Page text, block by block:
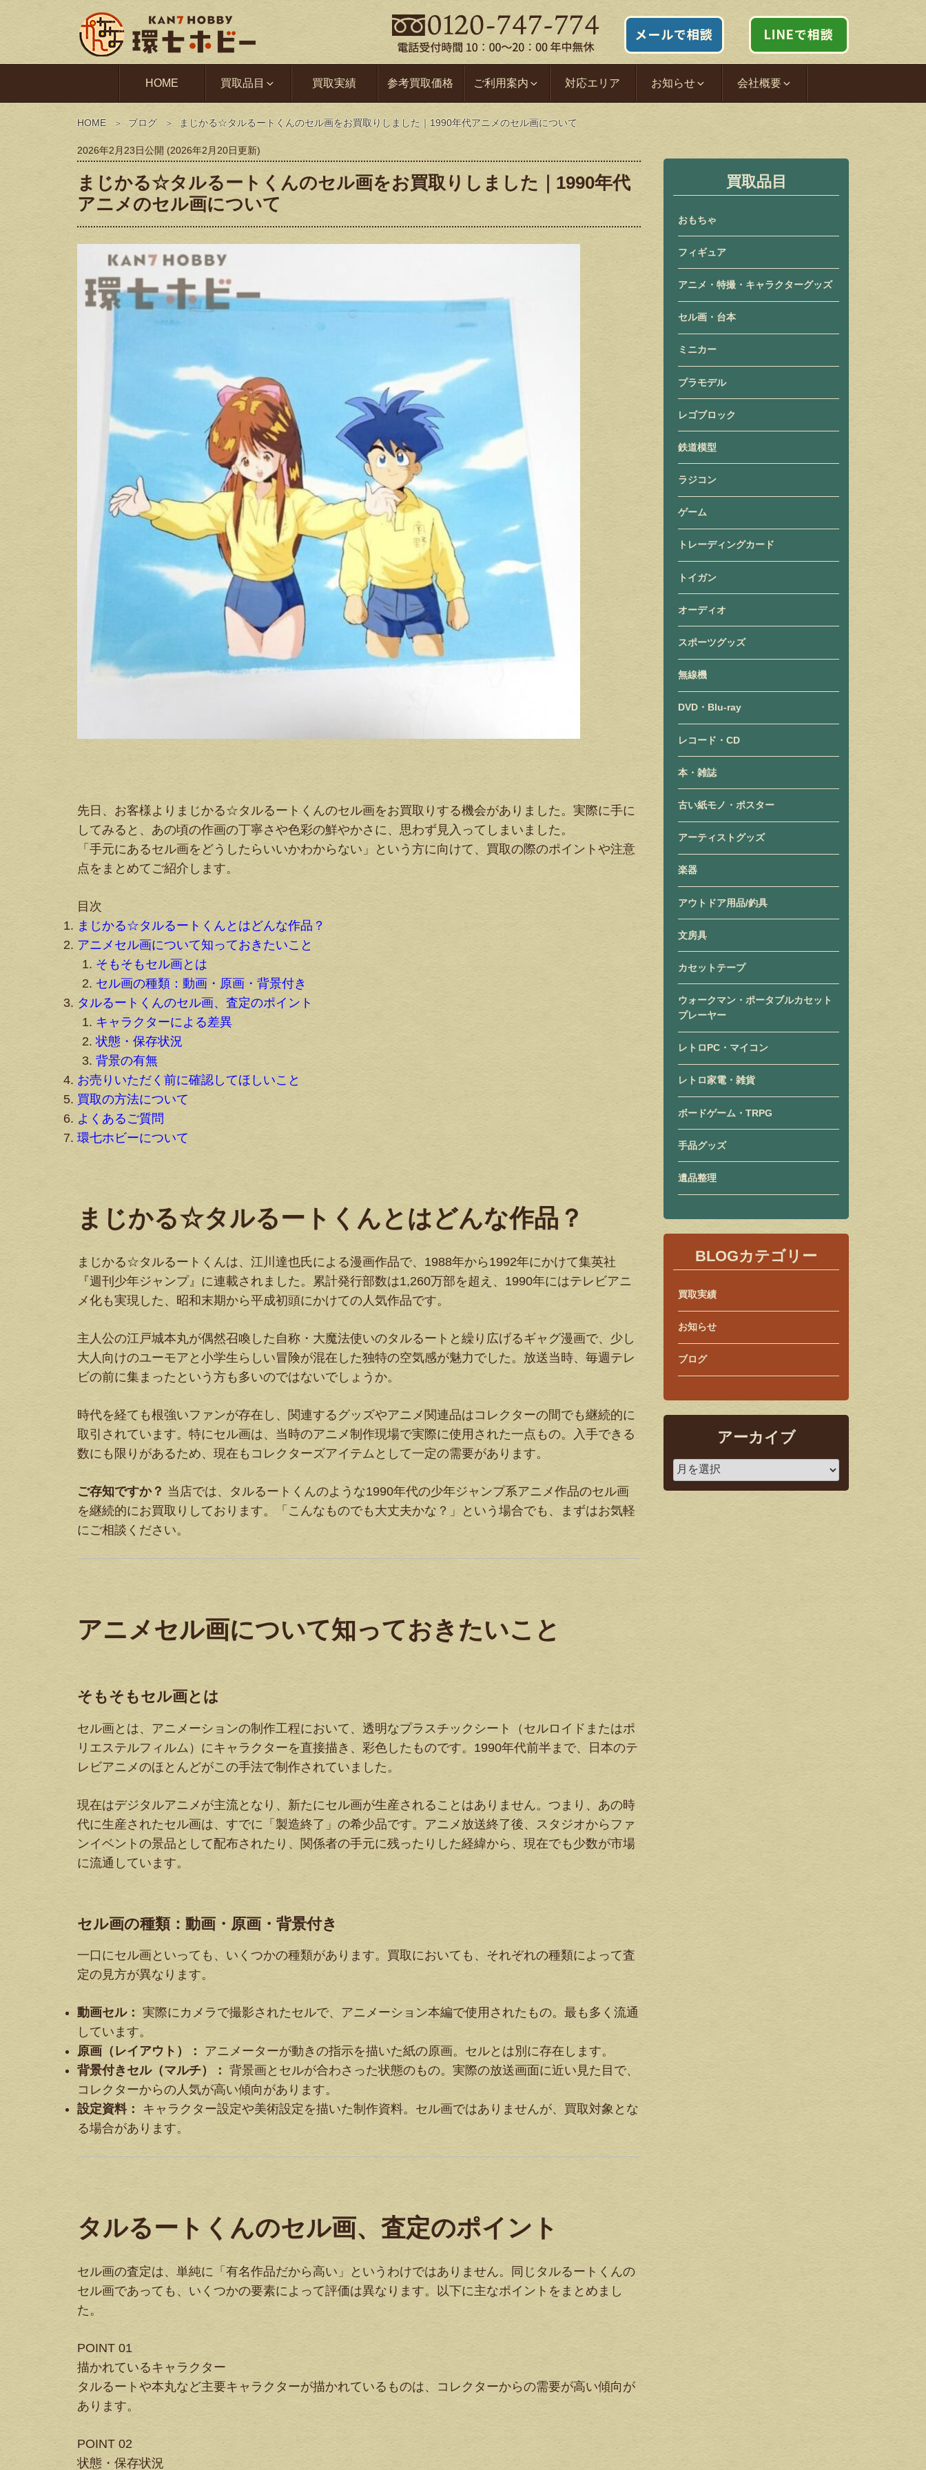
HOME 買取品目 買取実績 参考買取価格 ご利用案内 対応エリア お知らせ 会社概要
HOME ブログ まじかる☆タルるートくんのセル画をお買取りしました｜1990年代アニメのセル画について
2026年2月23日公開 (2026年2月20日更新)
まじかる☆タルるートくんのセル画をお買取りしました｜1990年代
アニメのセル画について
先日、お客様よりまじかる☆タルるートくんのセル画をお買取りする機会がありました。実際に手に
してみると、あの頃の作画の丁寧さや色彩の鮮やかさに、思わず見入ってしまいました。
「手元にあるセル画をどうしたらいいかわからない」という方に向けて、買取の際のポイントや注意
点をまとめてご紹介します。
目次
まじかる☆タルるートくんとはどんな作品？
アニメセル画について知っておきたいこと
そもそもセル画とは
セル画の種類：動画・原画・背景付き
タルるートくんのセル画、査定のポイント
キャラクターによる差異
状態・保存状況
背景の有無
お売りいただく前に確認してほしいこと
買取の方法について
よくあるご質問
環七ホビーについて
まじかる☆タルるートくんとはどんな作品？
まじかる☆タルるートくんは、江川達也氏による漫画作品で、1988年から1992年にかけて集英社
『週刊少年ジャンプ』に連載されました。累計発行部数は1,260万部を超え、1990年にはテレビアニ
メ化も実現した、昭和末期から平成初頭にかけての人気作品です。
主人公の江戸城本丸が偶然召喚した自称・大魔法使いのタルるートと繰り広げるギャグ漫画で、少し
大人向けのユーモアと小学生らしい冒険が混在した独特の空気感が魅力でした。放送当時、毎週テレ
ビの前に集まったという方も多いのではないでしょうか。
時代を経ても根強いファンが存在し、関連するグッズやアニメ関連品はコレクターの間でも継続的に
取引されています。特にセル画は、当時のアニメ制作現場で実際に使用された一点もの。入手できる
数にも限りがあるため、現在もコレクターズアイテムとして一定の需要があります。
ご存知ですか？ 当店では、タルるートくんのような1990年代の少年ジャンプ系アニメ作品のセル画
を継続的にお買取りしております。「こんなものでも大丈夫かな？」という場合でも、まずはお気軽
にご相談ください。
アニメセル画について知っておきたいこと
そもそもセル画とは
セル画とは、アニメーションの制作工程において、透明なプラスチックシート（セルロイドまたはポ
リエステルフィルム）にキャラクターを直接描き、彩色したものです。1990年代前半まで、日本のテ
レビアニメのほとんどがこの手法で制作されていました。
現在はデジタルアニメが主流となり、新たにセル画が生産されることはありません。つまり、あの時
代に生産されたセル画は、すでに「製造終了」の希少品です。アニメ放送終了後、スタジオからファ
ンイベントの景品として配布されたり、関係者の手元に残ったりした経緯から、現在でも少数が市場
に流通しています。
セル画の種類：動画・原画・背景付き
一口にセル画といっても、いくつかの種類があります。買取においても、それぞれの種類によって査
定の見方が異なります。
動画セル： 実際にカメラで撮影されたセルで、アニメーション本編で使用されたもの。最も多く流通
しています。
原画（レイアウト）：
アニメーターが動きの指示を描いた紙の原画。セルとは別に存在します。
背景付きセル（マルチ）： 背景画とセルが合わさった状態のもの。実際の放送画面に近い見た目で、
コレクターからの人気が高い傾向があります。
設定資料：
キャラクター設定や美術設定を描いた制作資料。セル画ではありませんが、買取対象とな
る場合があります。
タルるートくんのセル画、査定のポイント
セル画の査定は、単純に「有名作品だから高い」というわけではありません。同じタルるートくんの
セル画であっても、いくつかの要素によって評価は異なります。以下に主なポイントをまとめまし
た。
POINT 01
描かれているキャラクター
タルるートや本丸など主要キャラクターが描かれているものは、コレクターからの需要が高い傾向が
あります。
POINT 02
状態・保存状況
買取品目
おもちゃ
フィギュア
アニメ・特撮・キャラクターグッズ
セル画・台本
ミニカー
プラモデル
レゴブロック
鉄道模型
ラジコン
ゲーム
トレーディングカード
トイガン
オーディオ
スポーツグッズ
無線機
DVD・Blu-ray
レコード・CD
本・雑誌
古い紙モノ・ポスター
アーティストグッズ
楽器
アウトドア用品/釣具
文房具
カセットテープ
ウォークマン・ポータブルカセット
プレーヤー
レトロPC・マイコン
レトロ家電・雑貨
ボードゲーム・TRPG
手品グッズ
遺品整理
BLOGカテゴリー
買取実績
お知らせ
ブログ
アーカイブ